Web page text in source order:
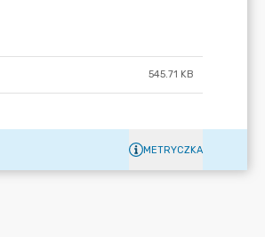
545.71 KB
METRYCZKA